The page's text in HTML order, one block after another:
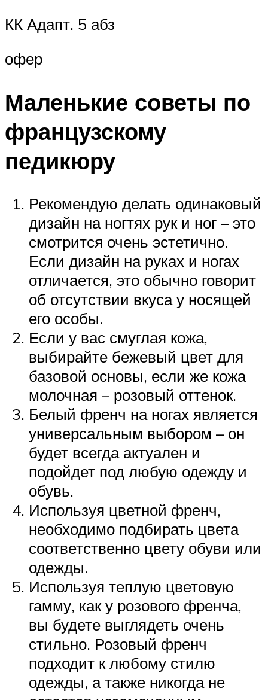
КК Адапт. 5 абз
офер
Маленькие советы по
французскому
педикюру
Рекомендую делать одинаковый
дизайн на ногтях рук и ног – это
смотрится очень эстетично.
Если дизайн на руках и ногах
отличается, это обычно говорит
об отсутствии вкуса у носящей
его особы.
Если у вас смуглая кожа,
выбирайте бежевый цвет для
базовой основы, если же кожа
молочная – розовый оттенок.
Белый френч на ногах является
универсальным выбором – он
будет всегда актуален и
подойдет под любую одежду и
обувь.
Используя цветной френч,
необходимо подбирать цвета
соответственно цвету обуви или
одежды.
Используя теплую цветовую
гамму, как у розового френча,
вы будете выглядеть очень
стильно. Розовый френч
подходит к любому стилю
одежды, а также никогда не